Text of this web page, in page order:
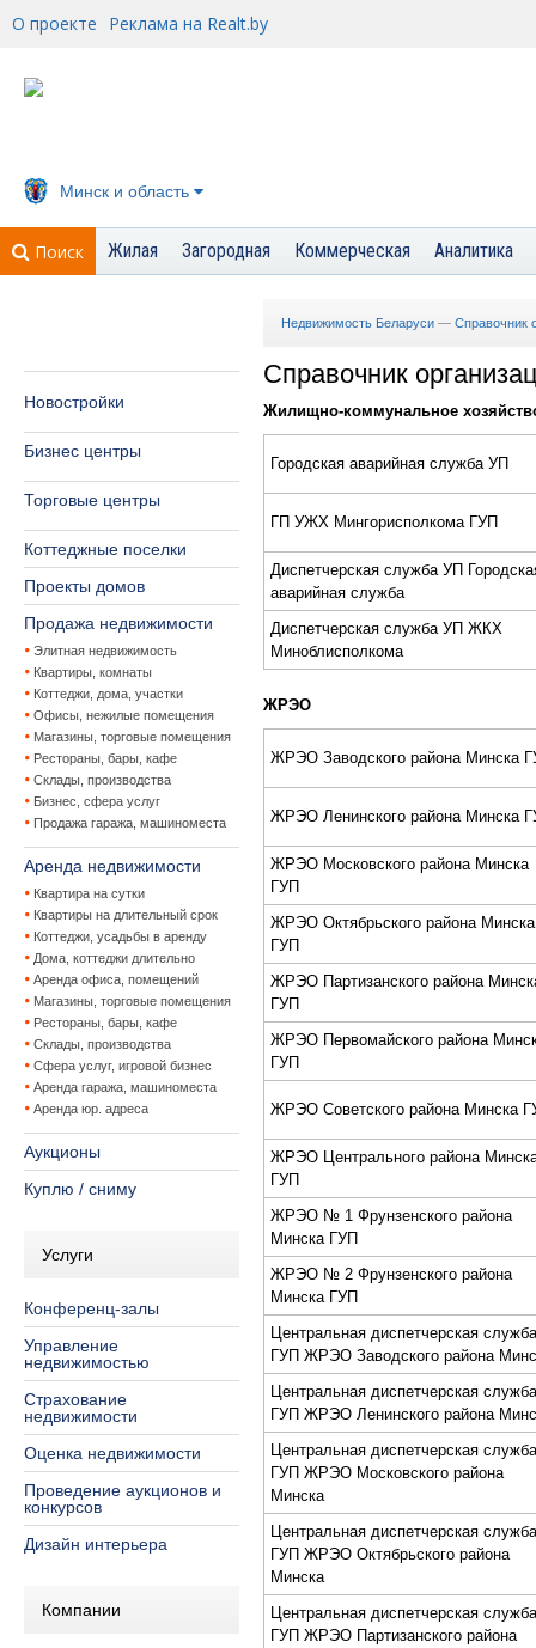
О проекте Реклама на Realt.by
Минск и область
Поиск Жилая Загородная Коммерческая Аналитика
Новостройки
Бизнес центры
Торговые центры
Коттеджные поселки
Проекты домов
Продажа недвижимости
Элитная недвижимость
Квартиры, комнаты
Коттеджи, дома, участки
Офисы, нежилые помещения
Магазины, торговые помещения
Рестораны, бары, кафе
Склады, производства
Бизнес, сфера услуг
Продажа гаража, машиноместа
Аренда недвижимости
Квартира на сутки
Квартиры на длительный срок
Коттеджи, усадьбы в аренду
Дома, коттеджи длительно
Аренда офиса, помещений
Магазины, торговые помещения
Рестораны, бары, кафе
Склады, производства
Сфера услуг, игровой бизнес
Аренда гаража, машиноместа
Аренда юр. адреса
Аукционы
Куплю / сниму
Услуги
Конференц-залы
Управление
недвижимостью
Страхование
недвижимости
Оценка недвижимости
Проведение аукционов и
конкурсов
Дизайн интерьера
Компании
Недвижимость Беларуси — Справочник
Справочник
Жилищно-коммунальное
Городcкая аварийная cлужба УП
ГП УЖХ Мингориcполкома ГУП
Диcпетчерcкая cлужба УП
аварийная cлужба
Диcпетчерcкая cлужба УП ЖКХ
Миноблиcполкома
ЖРЭО
ЖPЭО Заводcкого района Минcка
ЖPЭО Ленинcкого района Минcка
ЖPЭО Моcковcкого района Минcка
ГУП
ЖPЭО Октябрьcкого района Минcка
ГУП
ЖPЭО Партизанcкого района
ГУП
ЖPЭО Первомайcкого района
ГУП
ЖPЭО Советcкого района Минcка
ЖPЭО Центрального района
ГУП
ЖPЭО № 1 Фрунзенcкого района
Минcка ГУП
ЖPЭО № 2 Фрунзенcкого района
Минcка ГУП
Центральная диcпетчерcкая cлужба
ГУП ЖPЭО Заводcкого района
Центральная диcпетчерcкая cлужба
ГУП ЖPЭО Ленинcкого района
Центральная диcпетчерcкая cлужба
ГУП ЖPЭО Моcковcкого района
Минcка
Центральная диcпетчерcкая cлужба
ГУП ЖPЭО Октябрьcкого района
Минcка
Центральная диcпетчерcкая cлужба
ГУП ЖPЭО Партизанcкого района